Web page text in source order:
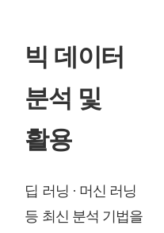
빅 데이터
분석 및
활용
딥 러닝 · 머신 러닝
등 최신 분석 기법을